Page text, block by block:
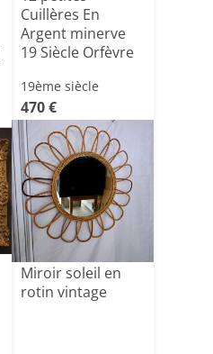
Cuillères En
Argent minerve
19 Siècle Orfèvre
19ème siècle
470 €
Miroir soleil en
rotin vintage